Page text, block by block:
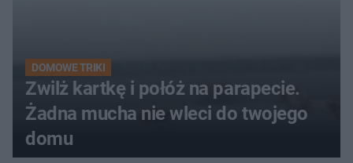
DOMOWE TRIKI
Zwilż kartkę i połóż na parapecie.
Żadna mucha nie wleci do twojego
domu